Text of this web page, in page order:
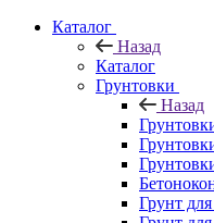
Каталог
Назад
Каталог
Грунтовки
Назад
Грунт